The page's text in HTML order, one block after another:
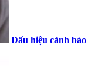
Dấu hiệu cảnh báo